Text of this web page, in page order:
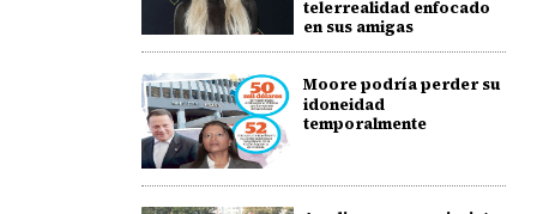
telerrealidad enfocado
en sus amigas
Moore podría perder su
idoneidad
temporalmente